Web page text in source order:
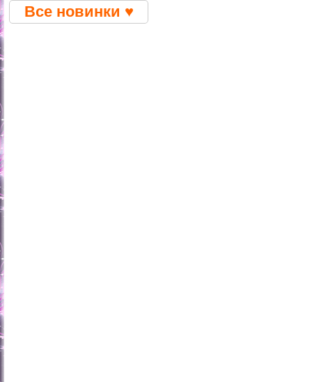
Все новинки ♥